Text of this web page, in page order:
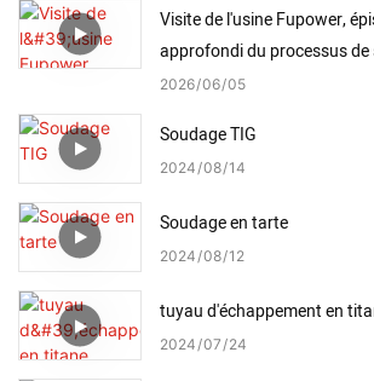
Visite de l'usine Fupower,
approfondi du processus de
précision de Fupower
2026 06 05
Soudage TIG
2024 08 14
Soudage en tarte
2024 08 12
tuyau d'échappement en
2024 07 24